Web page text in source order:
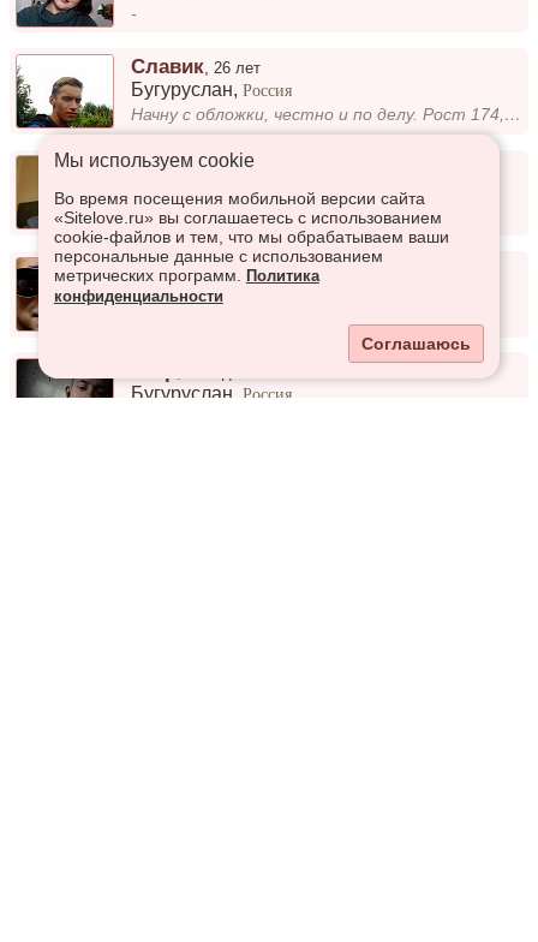
-
Славик 26 лет
Бугуруслан,Россия
Начну с обложки, честно и по делу. Рост 174, худой с заметным(но не выдающимся) рельефом. Засушенный Ван Дам, как надо м...
Михаил,33 года
Бугуруслан,Россия
Хороший парень
Тигран,26 лет
Бугуруслан
Бугуруслан ,Россия
Мы используем сookie
Во время посещения мобильной версии сайта
«Sitelove.ru» вы соглашаетесь с использованием
cookie-файлов и тем, что мы обрабатываем ваши
персональные данные с использованием
метрических программ.
Политика
конфиденциальности
Соглашаюсь